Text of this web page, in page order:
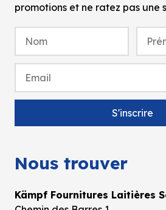
promotions et ne ratez pas une
Nous trouver
Kämpf Fournitures Laitières